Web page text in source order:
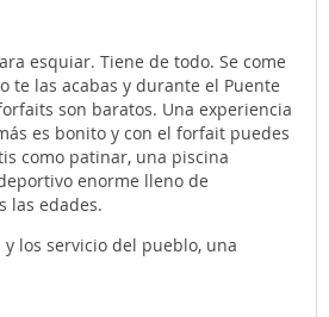
esquiar. Tiene de todo. Se come
te las acabas y durante el Puente
son baratos. Una experiencia
es bonito y con el forfait puedes
como patinar, una piscina
enorme lleno de
las edades.
y los servicio del pueblo, una